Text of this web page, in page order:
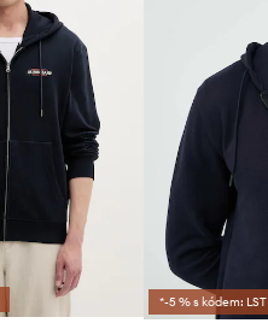
*-5 % s kódem: LST